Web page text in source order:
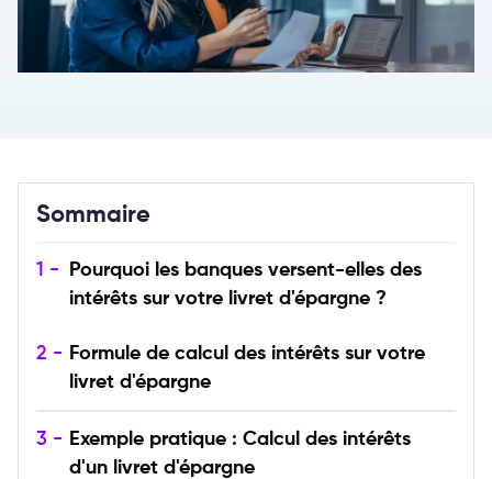
Sommaire
1 -
Pourquoi les banques versent-elles des
intérêts sur votre livret d'épargne ?
2 - Formule de calcul des intérêts sur votre
livret d'épargne
3 - Exemple pratique : Calcul des intérêts
d'un livret d'épargne